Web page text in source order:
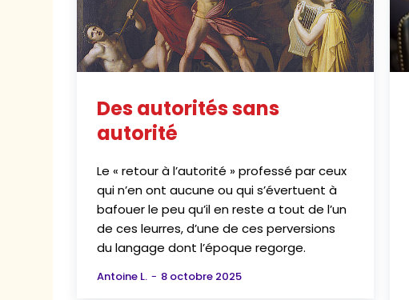
Des autorités sans
autorité
Le « retour à l’autorité » professé par ceux
qui n’en ont aucune ou qui s’évertuent à
bafouer le peu qu’il en reste a tout de l’un
de ces leurres, d’une de ces perversions
du langage dont l’époque regorge.
Antoine L. - 8 octobre 2025